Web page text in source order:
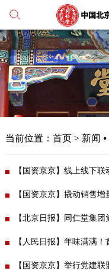
当前位置： 首页> 新闻
【国资京京】线上线下
费新场景
【国资京京】撬动销售
持续开展“插旗行动”
【北京日报】同仁堂集
展卖活动启动
【人民日报】年味满满
年货大集开集
【国资京京】举行党建